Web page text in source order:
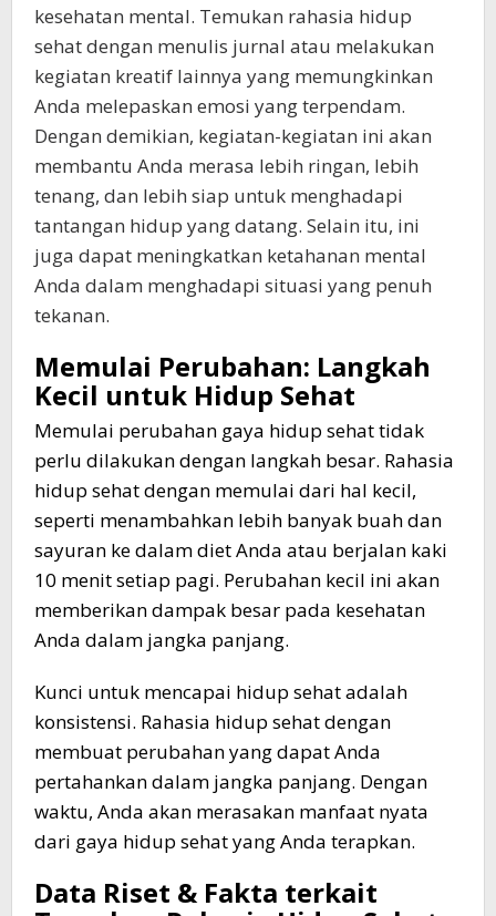
kesehatan mental. Temukan rahasia hidup
sehat dengan menulis jurnal atau melakukan
kegiatan kreatif lainnya yang memungkinkan
Anda melepaskan emosi yang terpendam.
Dengan demikian, kegiatan-kegiatan ini akan
membantu Anda merasa lebih ringan, lebih
tenang, dan lebih siap untuk menghadapi
tantangan hidup yang datang. Selain itu, ini
juga dapat meningkatkan ketahanan mental
Anda dalam menghadapi situasi yang penuh
tekanan.
Memulai Perubahan: Langkah
Kecil untuk Hidup Sehat
Memulai perubahan gaya hidup sehat tidak
perlu dilakukan dengan langkah besar. Rahasia
hidup sehat dengan memulai dari hal kecil,
seperti menambahkan lebih banyak buah dan
sayuran ke dalam diet Anda atau berjalan kaki
10 menit setiap pagi. Perubahan kecil ini akan
memberikan dampak besar pada kesehatan
Anda dalam jangka panjang.
Kunci untuk mencapai hidup sehat adalah
konsistensi. Rahasia hidup sehat dengan
membuat perubahan yang dapat Anda
pertahankan dalam jangka panjang. Dengan
waktu, Anda akan merasakan manfaat nyata
dari gaya hidup sehat yang Anda terapkan.
Data Riset & Fakta terkait